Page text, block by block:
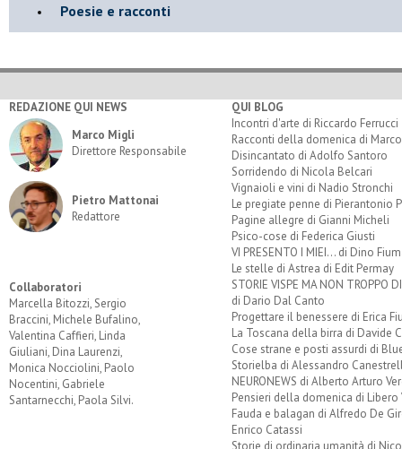
Poesie e racconti
REDAZIONE QUI NEWS
Marco Migli
Direttore Responsabile
Pietro Mattonai
Redattore
Collaboratori
Marcella Bitozzi, Sergio
Braccini, Michele Bufalino,
Valentina Caffieri, Linda
Giuliani, Dina Laurenzi,
Monica Nocciolini, Paolo
Nocentini, Gabriele
Santarnecchi, Paola Silvi.
QUI BLOG
Incontri d'arte di Riccardo Ferrucci
Racconti della domenica di
Disincantato di Adolfo Santoro
Sorridendo di Nicola Belcari
Vignaioli e vini di Nadio Stronchi
Le pregiate penne di Pierantonio
Pagine allegre di Gianni Micheli
Psico-cose di Federica Giusti
VI PRESENTO I MIEI... di Dino
Le stelle di Astrea di Edit Permay
STORIE VISPE MA NON TROPPO
di Dario Dal Canto
Progettare il benessere di Erica
La Toscana della birra di Davide
Cose strane e posti assurdi di
Storielba di Alessandro
NEURONEWS di Alberto Arturo
Pensieri della domenica di Libero
Fauda e balagan di Alfredo De
Enrico Catassi
Storie di ordinaria umanità di